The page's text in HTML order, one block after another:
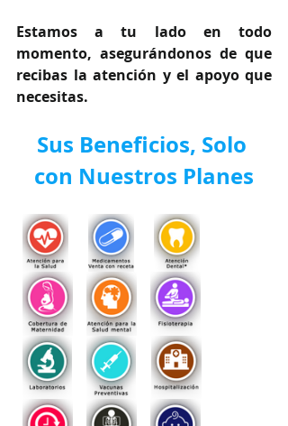
Estamos a tu lado en todo
momento, asegurándonos de que
recibas la atención y el apoyo que
necesitas.
Sus Beneficios, Solo
con Nuestros Planes